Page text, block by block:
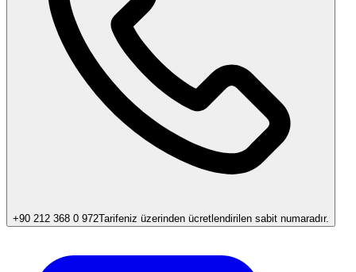
+90 212 368 0 972Tarifeniz üzerinden ücretlendirilen sabit numaradır.